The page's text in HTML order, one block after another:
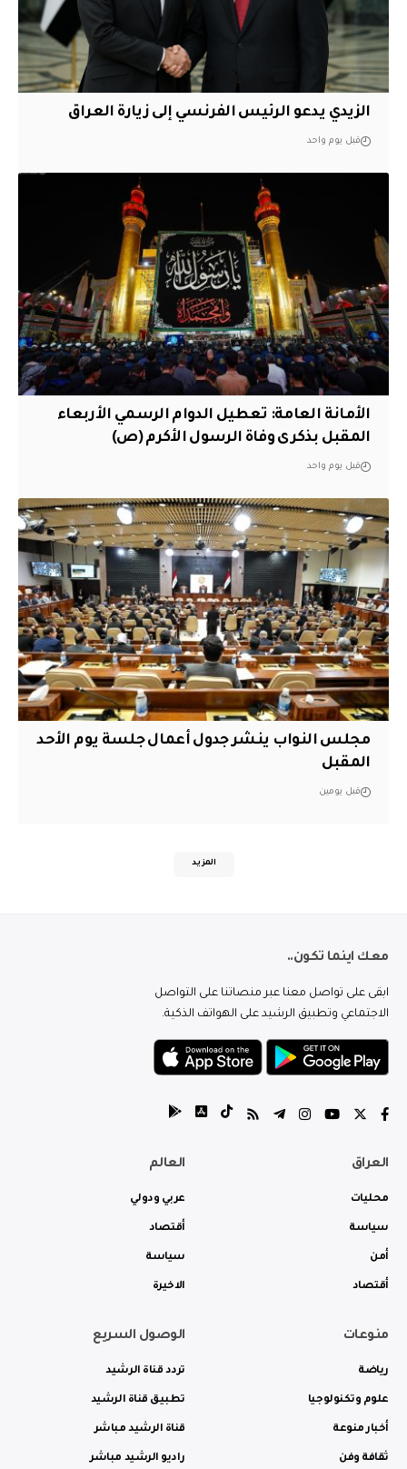
الزيدي يدعو الرئيس الفرنسي إلى زيارة العراق
قبل يوم واحد
الأمانة العامة: تعطيل الدوام الرسمي الأربعاء
المقبل بذكرى وفاة الرسول الأكرم (ص)
قبل يوم واحد
مجلس النواب ينشر جدول أعمال جلسة يوم الأحد
المقبل
قبل يومين
المزيد
معك اينما تكون..
ابقى على تواصل معنا عبر منصاتنا على التواصل
الاجتماعي وتطبيق الرشيد على الهواتف الذكية.
العراق
محليات
سياسة
أمن
أقتصاد
العالم
عربي ودولي
أقتصاد
سياسة
الاخيرة
منوعات
رياضة
علوم وتكنولوجيا
أخبار منوعة
ثقافة وفن
الوصول السريع
تردد قناة الرشيد
تطبيق قناة الرشيد
قناة الرشيد مباشر
راديو الرشيد مباشر